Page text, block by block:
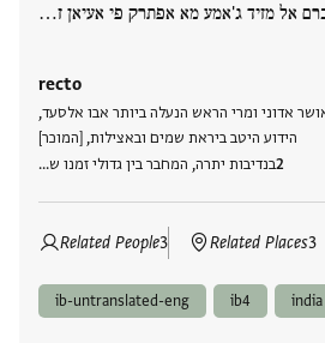
אל מזיד ג'אמע מא אפתרק פי אעיאן ז…
recto
אדוני ומרי הראש הנעלה ביותר אבו אלסעד,
הידוע היטב ביראת שמים ובאצילות, [המוכר]
בנדיבות יתרה, המחבר בין גדולי זמנו ש…
Related People3 Related Places3
ib-untranslated-eng ib4